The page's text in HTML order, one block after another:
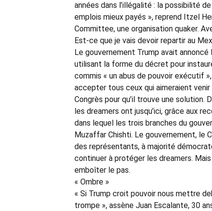
années dans l’illégalité : la possibilité
emplois mieux payés », reprend Itzel
Committee, une organisation quaker.
Est-ce que je vais devoir repartir au
Le gouvernement Trump avait annoncé
utilisant la forme du décret pour
commis « un abus de pouvoir exécutif
accepter tous ceux qui aimeraient
Congrès pour qu’il trouve une solution.
les dreamers ont jusqu’ici, grâce aux
dans lequel les trois branches du
Muzaffar Chishti. Le gouvernement, le
des représentants, à majorité
continuer à protéger les dreamers.
emboîter le pas.
« Ombre »
« Si Trump croit pouvoir nous mettre
trompe », assène Juan Escalante, 30